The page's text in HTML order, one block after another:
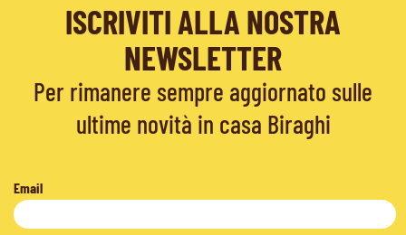
ISCRIVITI ALLA NOSTRA
NEWSLETTER
Per rimanere sempre aggiornato sulle
ultime novità in casa Biraghi
Email